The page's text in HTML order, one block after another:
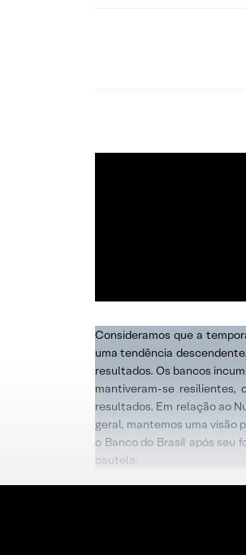
Consideramos que a
uma tendência
resultados. Os bancos
mantiveram-se resilientes,
resultados. Em relação ao
geral, mantemos uma visão
o Banco do Brasil após seu
cautela.